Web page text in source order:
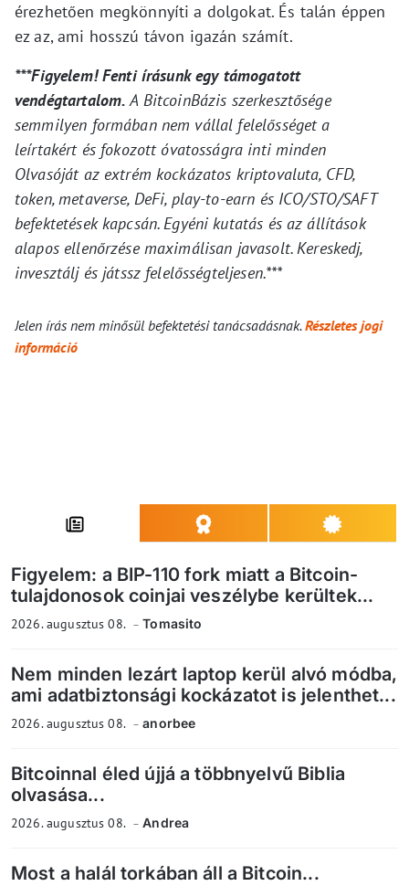
érezhetően megkönnyíti a dolgokat. És talán éppen
ez az, ami hosszú távon igazán számít.
***Figyelem! Fenti írásunk egy támogatott
vendégtartalom.A BitcoinBázis szerkesztősége
semmilyen formában nem vállal felelősséget a
leírtakért és fokozott óvatosságra inti minden
Olvasóját az extrém kockázatos kriptovaluta, CFD,
token, metaverse, DeFi, play-to-earn és ICO/STO/SAFT
befektetések kapcsán. Egyéni kutatás és az állítások
alapos ellenőrzése maximálisan javasolt. Kereskedj,
invesztálj és játssz felelősségteljesen.***
Jelen írás nem minősül befektetési tanácsadásnak.Részletes jogi
információ
Figyelem: a BIP-110 fork miatt a Bitcoin-
tulajdonosok coinjai veszélybe kerültek...
2026. augusztus 08. Tomasito
Nem minden lezárt laptop kerül alvó módba,
ami adatbiztonsági kockázatot is jelenthet...
2026. augusztus 08. anorbee
Bitcoinnal éled újjá a többnyelvű Biblia
olvasása...
2026. augusztus 08. Andrea
Most a halál torkában áll a Bitcoin...